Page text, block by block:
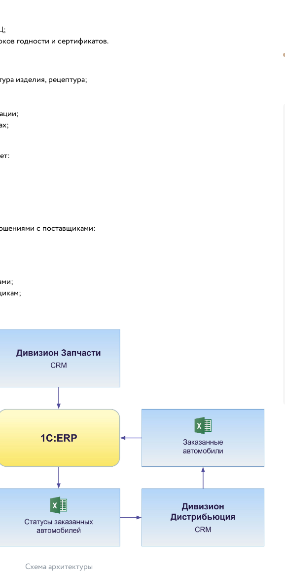
годности и сертификатов.
изделия, рецептура;
с поставщиками:
Схема архитектуры